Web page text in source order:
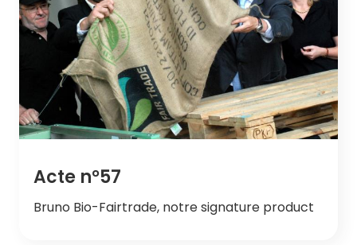
Acte n°57
Bruno Bio-Fairtrade, notre signature product